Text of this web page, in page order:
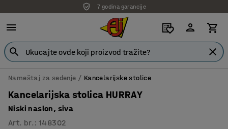
7 godina garancije
Nameštaj za sedenje Kancelarijske stolice
Kancelarijska stolica HURRAY
Niski naslon, siva
Art. br. :148302